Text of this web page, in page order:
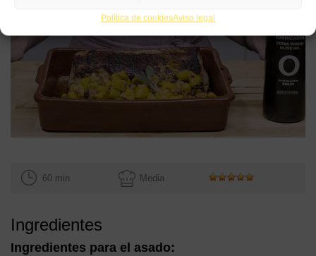
Política de cookiesAviso legal
60 min Media
Ingredientes
Ingredientes para el asado: